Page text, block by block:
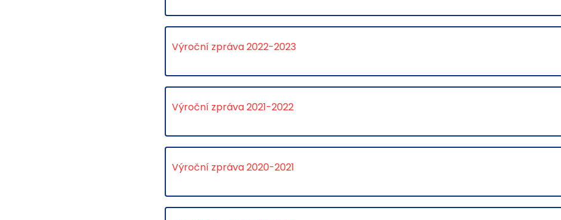
Výroční zpráva 2022-2023
Výroční zpráva 2021-2022
Výroční zpráva 2020-2021